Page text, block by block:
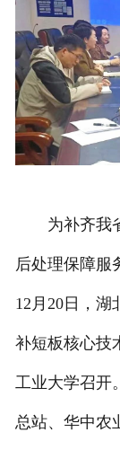
为补齐我省
后处理保障服
12月20日，
补短板核心技
工业大学召开
总站、华中农